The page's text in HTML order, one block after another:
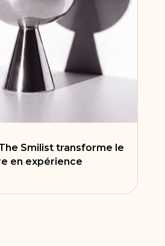
Smilist transforme le
en expérience